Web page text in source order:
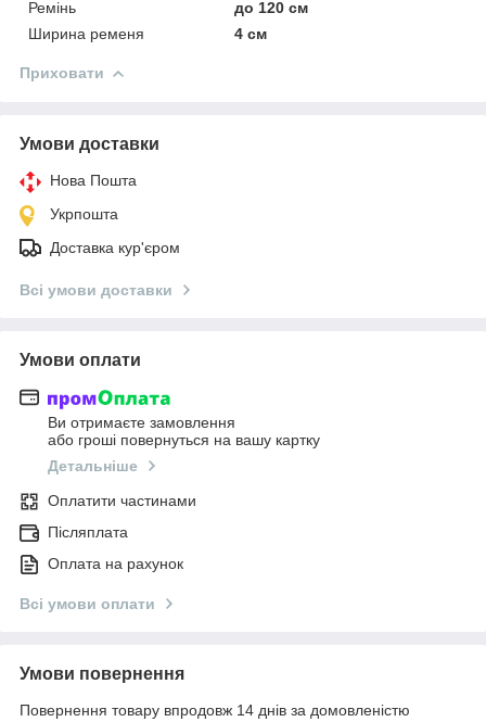
Ремінь
до 120 см
Ширина ременя
4 см
Приховати
Умови доставки
Нова Пошта
Укрпошта
Доставка кур'єром
Всі умови доставки
Умови оплати
Ви отримаєте замовлення
або гроші повернуться на вашу картку
Детальніше
Оплатити частинами
Післяплата
Оплата на рахунок
Всі умови оплати
Умови повернення
Повернення товару впродовж 14 днів за домовленістю